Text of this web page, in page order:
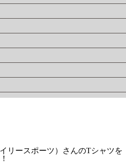
テッカー』
リースポーツ）さんのTシャツを